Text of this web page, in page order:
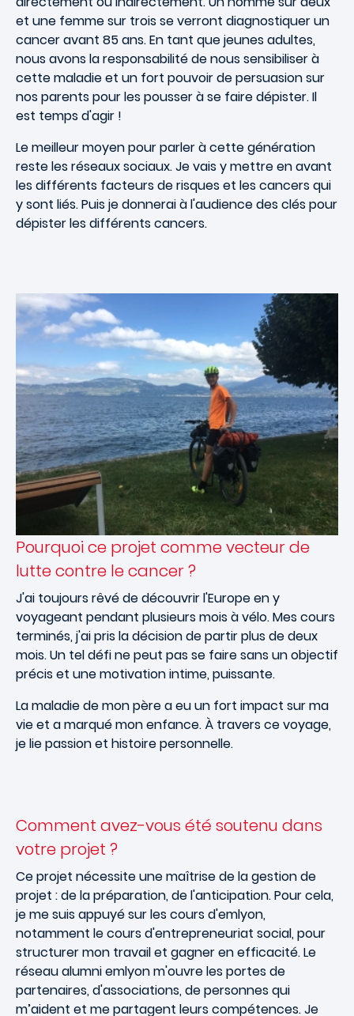
et une femme sur trois se verront diagnostiquer un
cancer avant 85 ans. En tant que jeunes adultes,
nous avons la responsabilité de nous sensibiliser à
cette maladie et un fort pouvoir de persuasion sur
nos parents pour les pousser à se faire dépister. Il
est temps d'agir !
Le meilleur moyen pour parler à cette génération
reste les réseaux sociaux. Je vais y mettre en avant
les différents facteurs de risques et les cancers qui
y sont liés. Puis je donnerai à l'audience des clés pour
dépister les différents cancers.
Pourquoi ce projet comme vecteur de
lutte contre le cancer ?
J'ai toujours rêvé de découvrir l'Europe en y
voyageant pendant plusieurs mois à vélo. Mes cours
terminés, j'ai pris la décision de partir plus de deux
mois. Un tel défi ne peut pas se faire sans un objectif
précis et une motivation intime, puissante.
La maladie de mon père a eu un fort impact sur ma
vie et a marqué mon enfance. À travers ce voyage,
je lie passion et histoire personnelle.
Comment avez-vous été soutenu dans
votre projet ?
Ce projet nécessite une maîtrise de la gestion de
projet : de la préparation, de l'anticipation. Pour cela,
je me suis appuyé sur les cours d'emlyon,
notamment le cours d'entrepreneuriat social, pour
structurer mon travail et gagner en efficacité. Le
réseau alumni emlyon m'ouvre les portes de
partenaires, d'associations, de personnes qui
m’aident et me partagent leurs compétences. Je